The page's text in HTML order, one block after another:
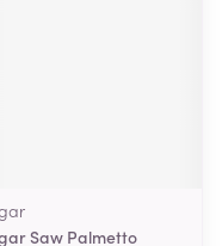
Saw Palmetto